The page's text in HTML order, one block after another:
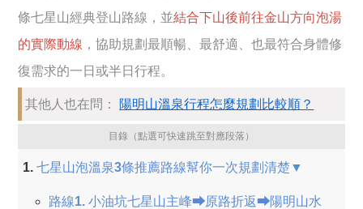
條七星山經典登山路線，並結合下山後前往金山方向泡湯
的實際動線 ，協助規劃最順暢、最舒適、也最符合身體修
復需求的一日或半日行程。
其他人也在問： 陽明山溫泉行程怎麼規劃比較順？
目錄（點選可快速跳至對應段落）
七星山泡溫泉3條推薦路線幫你一次規劃清楚▼
路線1. 小油坑七星山主峰⮕原路折返⮕陽明山水